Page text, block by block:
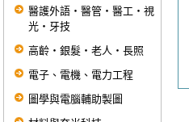
醫護外語‧醫管‧醫工‧視
光‧牙技
高齡‧銀髮‧老人‧長照
電子、電機、電力工程
圖學與電腦輔助製圖